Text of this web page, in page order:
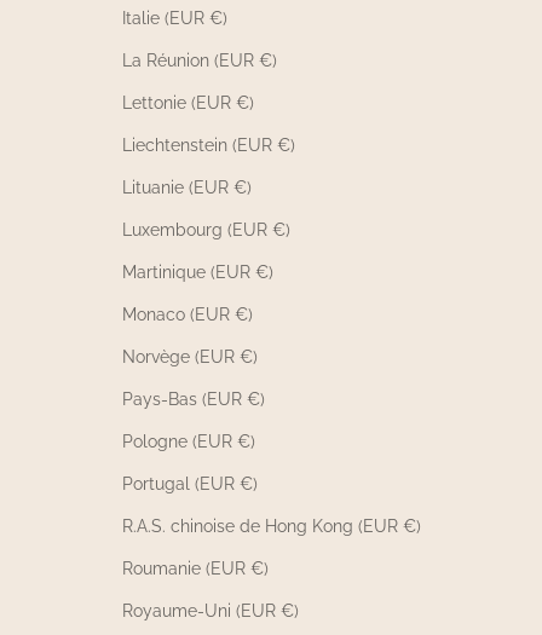
Italie (EUR €)
La Réunion (EUR €)
Lettonie (EUR €)
Liechtenstein (EUR €)
Lituanie (EUR €)
Luxembourg (EUR €)
Martinique (EUR €)
Monaco (EUR €)
Norvège (EUR €)
Pays-Bas (EUR €)
Pologne (EUR €)
Portugal (EUR €)
R.A.S. chinoise de Hong Kong (EUR €)
Roumanie (EUR €)
Royaume-Uni (EUR €)